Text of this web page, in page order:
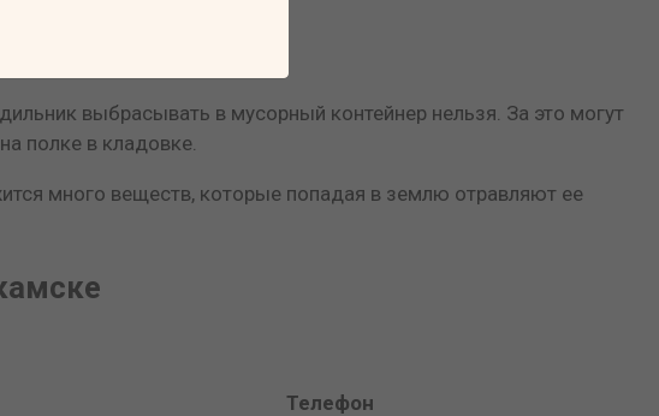
выбрасывать в мусорный контейнер нельзя. За это могут
полке в кладовке.
много веществ, которые попадая в землю отравляют ее
Телефон